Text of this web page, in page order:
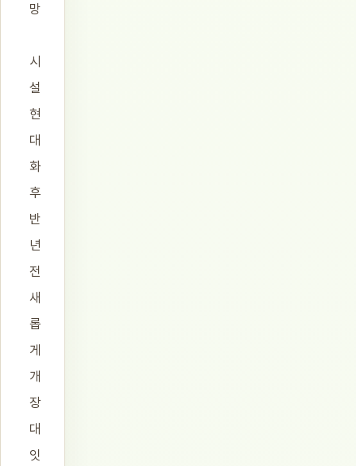
망
시
설
현
대
화
후
반
년
전
새
롭
게
개
장
대
잇